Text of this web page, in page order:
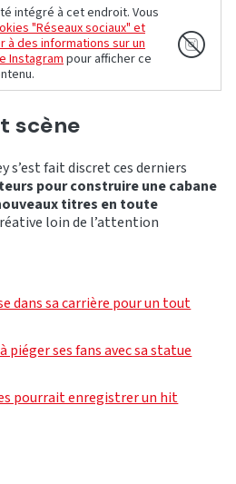
intégré à cet endroit. Vous
"Réseaux sociaux" et
des informations sur un
Instagrampour afficher ce
scène
s’est fait discret ces derniers
pour construire une cabane
titres en toute
loin de l’attention
dans sa carrière pour un tout
piéger ses fans avec sa statue
pourrait enregistrer un hit